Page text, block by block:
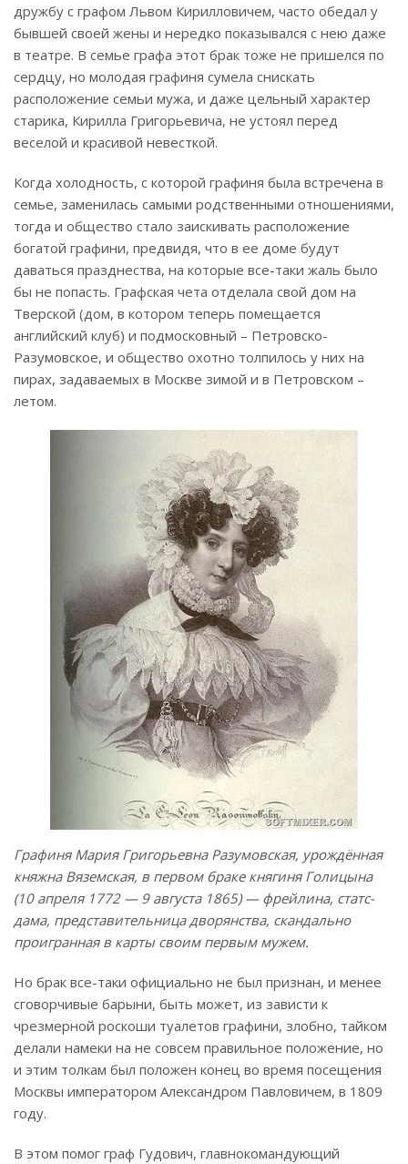
дружбу с графом Львом Кирилловичем, часто обедал у
бывшей своей жены и нередко показывался с нею даже
в театре. В семье графа этот брак тоже не пришелся по
сердцу, но молодая графиня сумела снискать
расположение семьи мужа, и даже цельный характер
старика, Кирилла Григорьевича, не устоял перед
веселой и красивой невесткой.
Когда холодность, с которой графиня была встречена в
семье, заменилась самыми родственными отношениями,
тогда и общество стало заискивать расположение
богатой графини, предвидя, что в ее доме будут
даваться празднества, на которые все-таки жаль было
бы не попасть. Графская чета отделала свой дом на
Тверской (дом, в котором теперь помещается
английский клуб) и подмосковный – Петровско-
Разумовское, и общество охотно толпилось у них на
пирах, задаваемых в Москве зимой и в Петровском –
летом.
Графиня Мария Григорьевна Разумовская, урождённая
княжна Вяземская, в первом браке княгиня Голицына
(10 апреля 1772 — 9 августа 1865) — фрейлина, статс-
дама, представительница дворянства, скандально
проигранная в карты своим первым мужем.
Но брак все-таки официально не был признан, и менее
сговорчивые барыни, быть может, из зависти к
чрезмерной роскоши туалетов графини, злобно, тайком
делали намеки на не совсем правильное положение, но
и этим толкам был положен конец во время посещения
Москвы императором Александром Павловичем, в 1809
году.
В этом помог граф Гудович, главнокомандующий